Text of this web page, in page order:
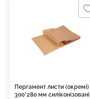
Пергамент листи (окремі)
300*280 мм силіконізовані